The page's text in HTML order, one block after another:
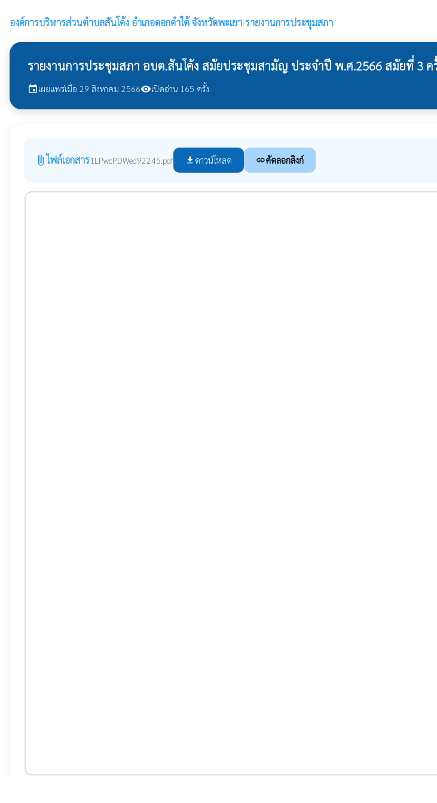
องค์การบริหารส่วนตำบลสันโค้ง อำเภอดอกคำใต้ จังหวัดพะเยา›รายงานการประชุมสภา
รายงานการประชุมสภา อบต.สันโค้ง สมัยประชุมสามัญ ประจำปี พ.ศ.2566 สมัยที่ 3 ค
eventเผยแพร่เมื่อ 29 สิงหาคม 2566visibilityเปิดอ่าน 165 ครั้ง
attach_file ไฟล์เอกสาร1LPwcPDWed92245.pdf file_download ดาวน์โหลด linkคัดลอกลิงก์